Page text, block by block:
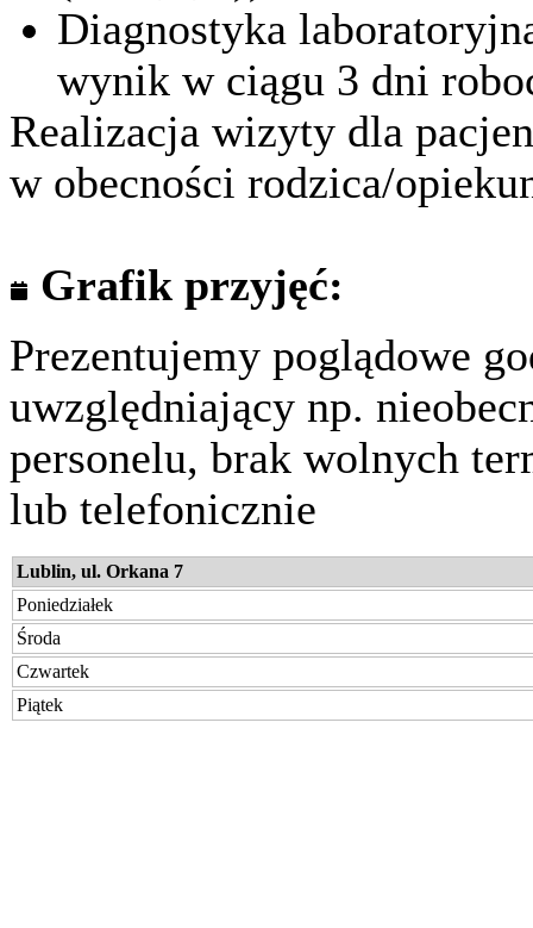
Diagnostyka
wynik w ciągu 3 dni
Realizacja wizyty dla
w obecności rodzica/
Grafik przyjęć:
Prezentujemy poglądowe
uwzględniający np.
personelu, brak wolnych
lub telefonicznie
Lublin, ul. Orkana 7
Poniedziałek
Środa
Czwartek
Piątek